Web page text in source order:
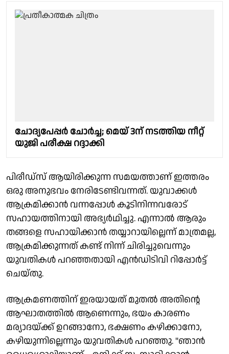
ചോദ്യപേപ്പര്‍ ചോര്‍ച്ച; മെയ് 3ന് നടത്തിയ നീറ്റ്
യുജി പരീക്ഷ റദ്ദാക്കി
പിരീഡ്സ് ആയിരിക്കുന്ന സമയത്താണ് ഇത്തരം
ഒരു അനുഭവം നേരിടേണ്ടിവന്നത്. യുവാക്കൾ
ആക്രമിക്കാൻ വന്നപ്പോൾ കൂടിനിന്നവരോട്
സഹായത്തിനായി അഭ്യർഥിച്ചു. എന്നാൽ ആരും
തങ്ങളെ സഹായിക്കാൻ തയ്യാറായില്ലെന്ന് മാത്രമല്ല,
ആക്രമിക്കുന്നത് കണ്ട് നിന്ന് ചിരിച്ചുവെന്നും
യുവതികൾ പറഞ്ഞതായി എൻഡിടിവി റിപ്പോർട്ട്
ചെയ്തു.
ആക്രമണത്തിന് ഇരയായത് മുതൽ അതിൻ്റെ
ആഘാതത്തിൽ ആണെന്നും, ഭയം കാരണം
മര്യാദയ്ക്ക് ഉറങ്ങാനോ, ഭക്ഷണം കഴിക്കാനോ,
കഴിയുന്നില്ലെന്നും യുവതികൾ പറഞ്ഞു. "ഞാൻ